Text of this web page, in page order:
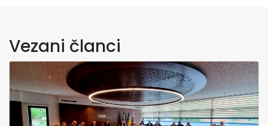
Vezani članci